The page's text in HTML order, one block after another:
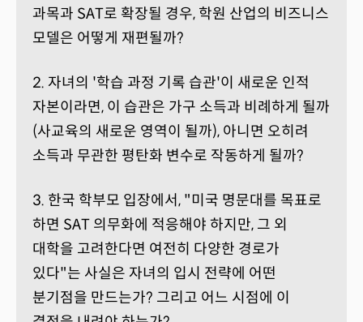
과목과 SAT로 확장될 경우, 학원 산업의 비즈니스
모델은 어떻게 재편될까?
2. 자녀의 '학습 과정 기록 습관'이 새로운 인적
자본이라면, 이 습관은 가구 소득과 비례하게 될까
(사교육의 새로운 영역이 될까), 아니면 오히려
소득과 무관한 평탄화 변수로 작동하게 될까?
3. 한국 학부모 입장에서, "미국 명문대를 목표로
하면 SAT 의무화에 적응해야 하지만, 그 외
대학을 고려한다면 여전히 다양한 경로가
있다"는 사실은 자녀의 입시 전략에 어떤
분기점을 만드는가? 그리고 어느 시점에 이